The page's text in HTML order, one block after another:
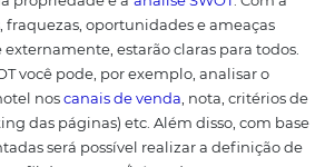
Mercado
mercado determina a classificação
concorrência. Saber definir seus
tem implicações diretas para